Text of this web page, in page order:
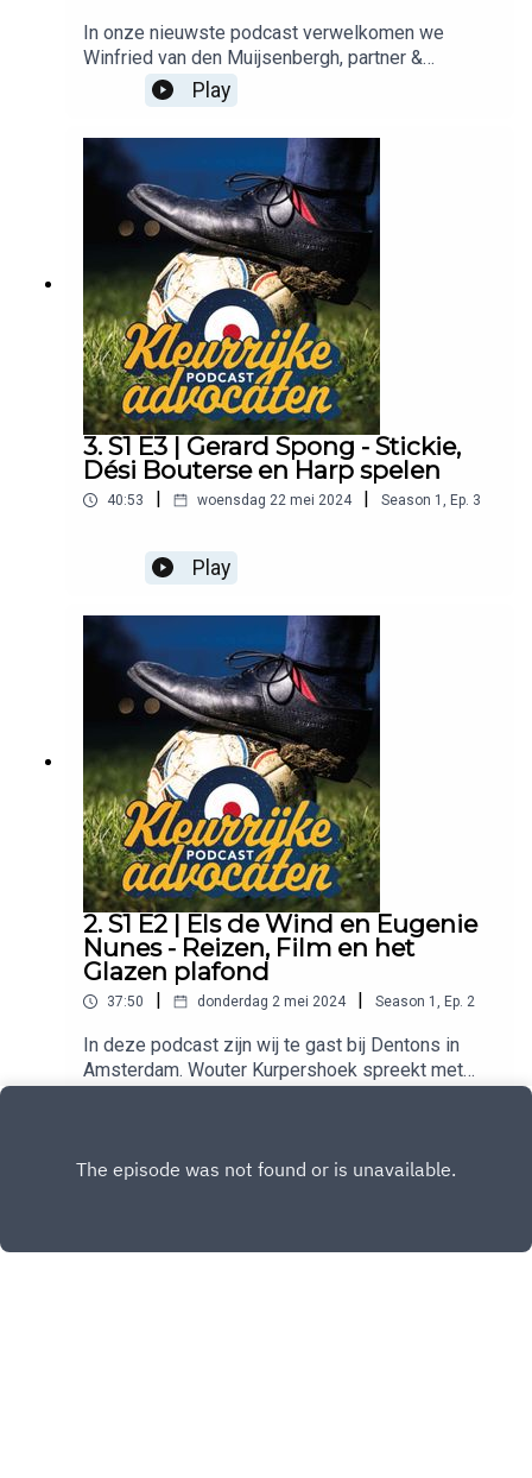
In onze nieuwste podcast verwelkomen we
Winfried van den Muijsenbergh, partner &
advocaat bij AKD, die zijn toga even aan de
kapstok hangt om persoonlijke verhalen en
anekdotes uit het bedrijfsleven te delen. Luister
mee terwijl Winfried vertelt over zijn meest
memorabele ervaringen, de uitdagingen en
triomfen van zijn carrière, en wat hem inspireert
buiten de rechtszaal. Ontdek de mens achter de
professional en geniet van boeiende en soms
hilarische verhalen uit zijn loopbaan.
Play
3. S1 E3 | Gerard Spong - Stickie,
Dési Bouterse en Harp spelen
40:53 | woensdag 22 mei 2024 | Season 1 , Ep. 3
Play
2. S1 E2 | Els de Wind en Eugenie
Nunes - Reizen, Film en het
Glazen plafond
37:50 | donderdag 2 mei 2024 | Season 1 , Ep. 2
In deze podcast zijn wij te gast bij Dentons in
Amsterdam. Wouter Kurpershoek spreekt met